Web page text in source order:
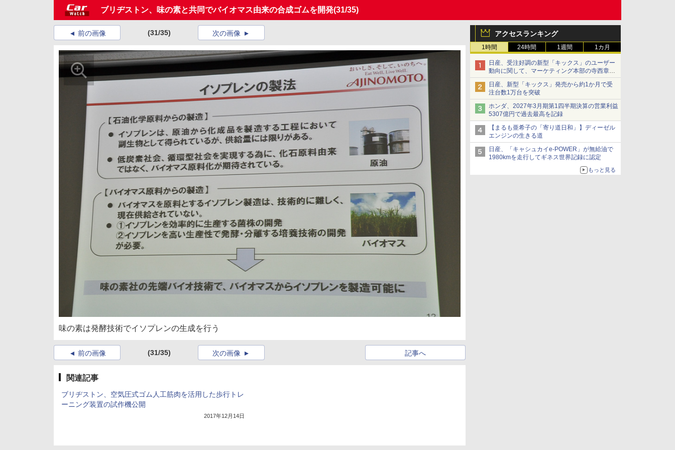
ブリヂストン、味の素と共同でバイオマス由来の合成ゴムを開発(31/35)
アクセスランキング
1時間 24時間 1週間 1カ月
日産、受注好調の新型「キックス」のユーザー
動向に関して、マーケティング本部の寺西章氏
が解説
日産、新型「キックス」発売から約1か月で受
注台数1万台を突破
ホンダ、2027年3月期第1四半期決算の営業利益
5307億円で過去最高を記録
【まるも亜希子の「寄り道日和」】ディーゼル
エンジンの生きる道
日産、「キャシュカイe-POWER」が無給油で
1980kmを走行してギネス世界記録に認定
もっと見る
前の画像 (31/35) 次の画像
味の素は発酵技術でイソプレンの生成を行う
前の画像 (31/35) 記事へ
次の画像
関連記事
ブリヂストン、空気圧式ゴム人工筋肉を活用した歩行トレ
ーニング装置の試作機公開
2017年12月14日